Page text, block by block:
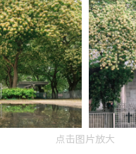
点击图片放大